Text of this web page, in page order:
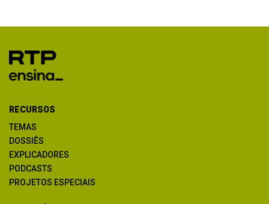
RECURSOS
TEMAS
DOSSIÊS
EXPLICADORES
PODCASTS
PROJETOS ESPECIAIS